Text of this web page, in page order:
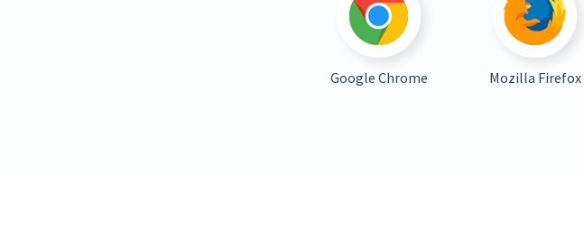
Google Chrome Mozilla Firefox